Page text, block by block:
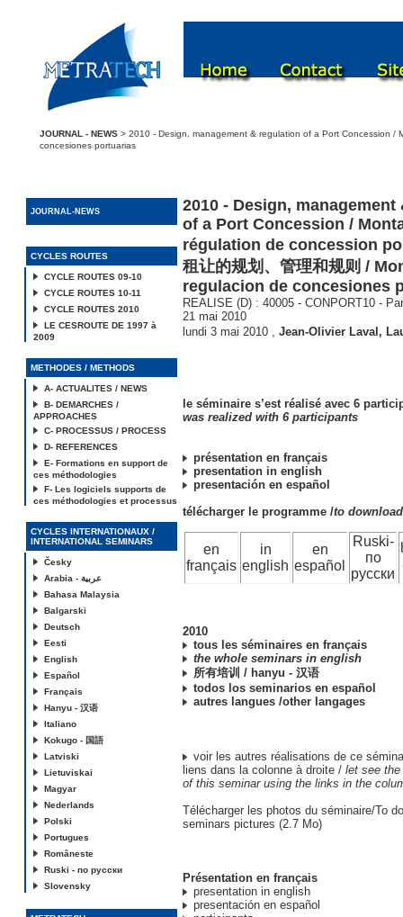
JOURNAL - NEWS > 2010 - Design, management & regulation of a Port Concession /
concesiones portuarias
JOURNAL-NEWS
CYCLES ROUTES
CYCLE ROUTES 09-10
CYCLE ROUTES 10-11
CYCLE ROUTES 2010
LE CESROUTE DE 1997 à
2009
METHODES / METHODS
A- ACTUALITES / NEWS
B- DEMARCHES /
APPROACHES
C- PROCESSUS / PROCESS
D- REFERENCES
E- Formations en support de
ces méthodologies
F- Les logiciels supports de
ces méthodologies et processus
CYCLES INTERNATIONAUX /
INTERNATIONAL SEMINARS
Česky
Arabia - عربية
Bahasa Malaysia
Balgarski
Deutsch
Eesti
English
Español
Français
Hanyu - 汉语
Italiano
Kokugo - 国語
Latviski
Lietuviskai
Magyar
Nederlands
Polski
Portugues
Româneste
Ruski - по русски
Slovensky
2010 - Design,
of a Port Concession /
régulation de concession
租让的规划、管理和规则 /
regulacion de concesiones
REALISE (D) : 40005 - CONPORT10 -
21 mai 2010
lundi 3 mai 2010 , Jean-Olivier Laval ,
le séminaire s’est réalisé avec 6
was realized with 6 participants
présentation en français
presentation in english
presentación en español
télécharger le programme /to
en
français
in
english
en
español
Ruski-
по
русски
2010
tous les séminaires en français
the whole seminars in english
所有培训 / hanyu - 汉语
todos los seminarios en español
autres langues /other langages
voir les autres réalisations de ce
liens dans la colonne à droite / let see
of this seminar using the links in the
Télécharger les photos du séminaire/To
seminars pictures (2.7 Mo)
Présentation en français
presentation in english
presentación en español